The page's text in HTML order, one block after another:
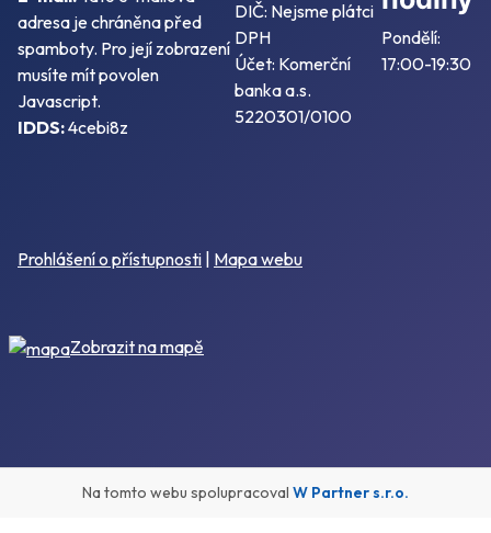
adresa je chráněna před
spamboty. Pro její zobrazení
musíte mít povolen
Javascript.
IDDS:4cebi8z
DIČ: Nejsme plátci
DPH
Účet: Komerční
banka a.s.
5220301/0100
Pondělí:
17:00-19:30
Prohlášení o přístupnosti | Mapa webu
Zobrazit na mapě
Na tomto webu spolupracoval W Partner s.r.o.